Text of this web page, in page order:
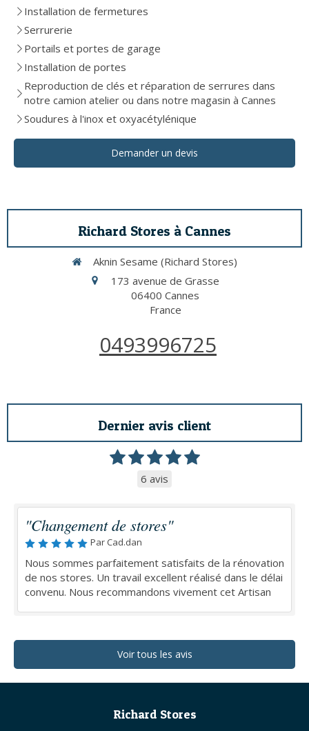
Installation de fermetures
Serrurerie
Portails et portes de garage
Installation de portes
Reproduction de clés et réparation de serrures dans
notre camion atelier ou dans notre magasin à Cannes
Soudures à l'inox et oxyacétylénique
Demander un devis
Richard Stores à Cannes
Aknin Sesame (Richard Stores)
173 avenue de Grasse
06400 Cannes
France
0493996725
Dernier avis client
6 avis
"Changement de stores"
Par Cad.dan
Nous sommes parfaitement satisfaits de la rénovation
de nos stores. Un travail excellent réalisé dans le délai
convenu. Nous recommandons vivement cet Artisan
Voir tous les avis
Richard Stores